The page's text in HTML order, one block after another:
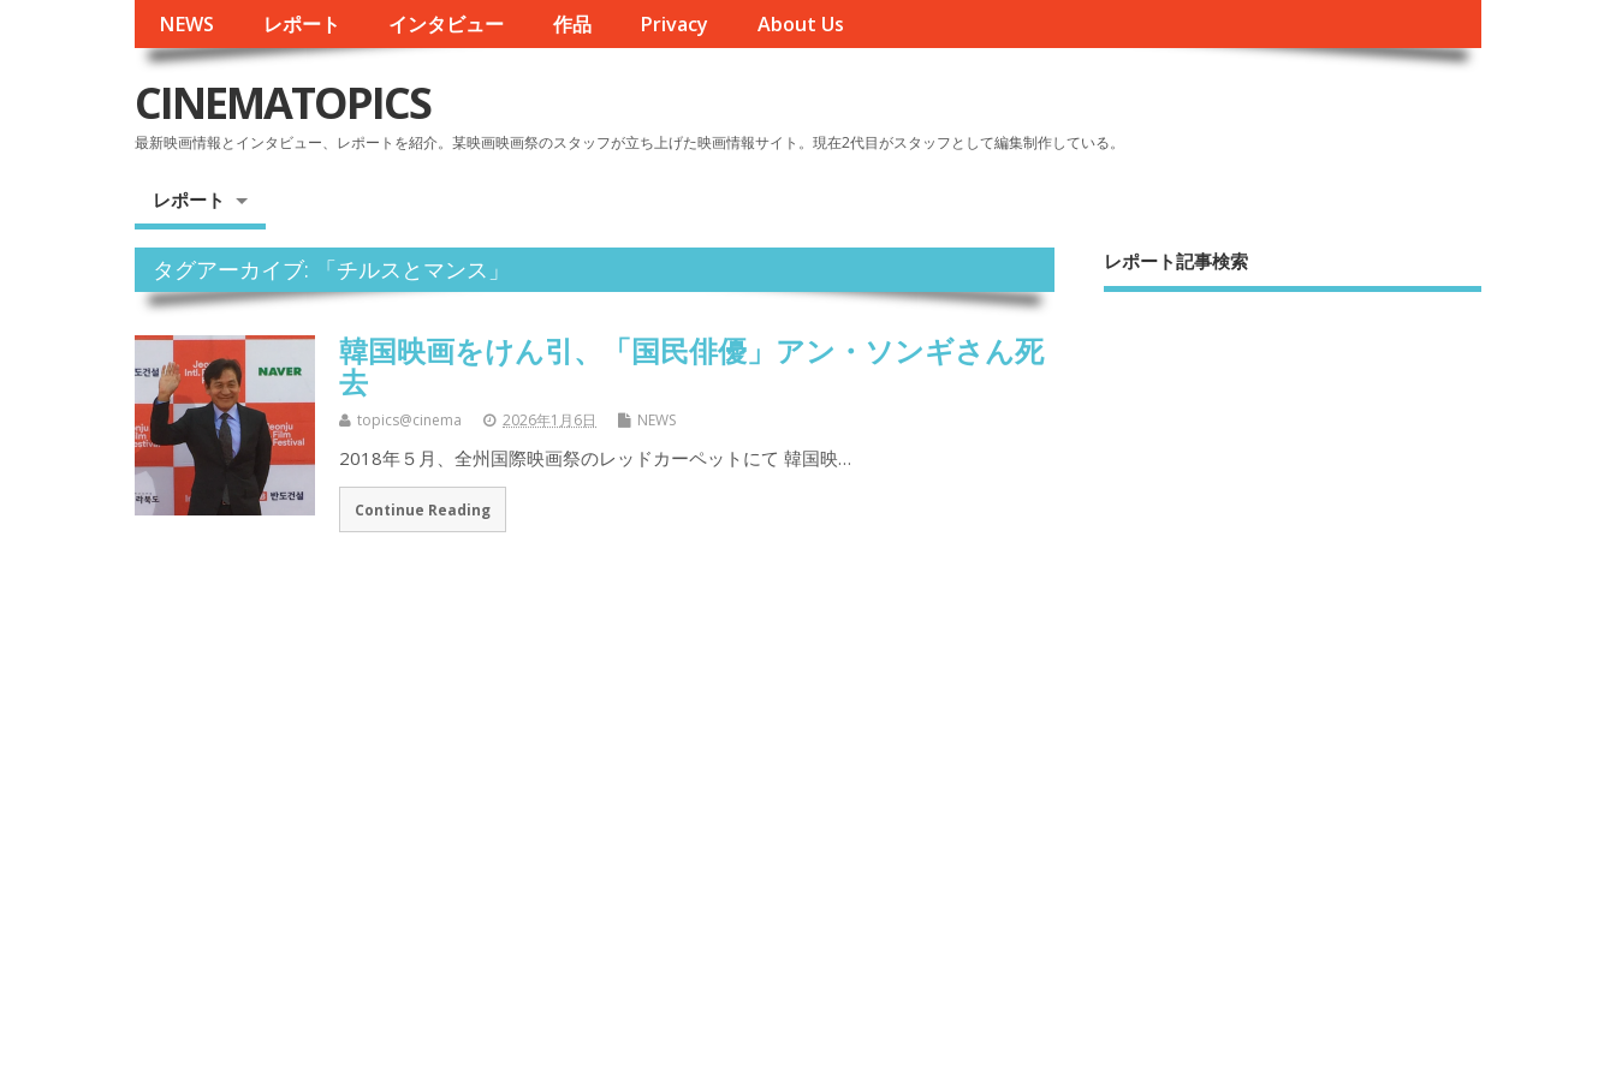
NEWS レポート インタビュー 作品 Privacy About Us
CINEMATOPICS
最新映画情報とインタビュー、レポートを紹介。某映画映画祭のスタッフが立ち上げた映画情報サイト。現在2代目がスタッフとして編集制作している。
レポート
タグアーカイブ: 「チルスとマンス」
韓国映画をけん引、「国民俳優」アン・ソンギさん死
去
topics@cinema 2026年1月6日 NEWS
2018年５月、全州国際映画祭のレッドカーペットにて 韓国映…
Continue Reading
レポート記事検索